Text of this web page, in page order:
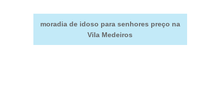
moradia de idoso para senhores preço na
Vila Medeiros